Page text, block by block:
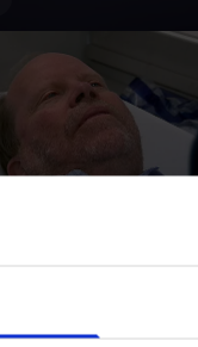
bygning. Og den
ind på